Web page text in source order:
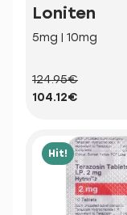
Loniten
5mg | 10mg
124.95€
104.12€
Hit!